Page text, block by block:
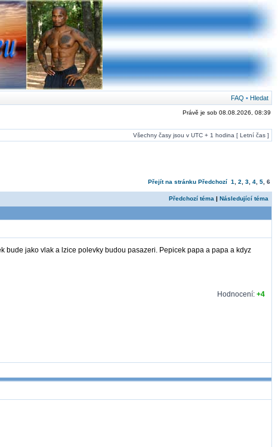
FAQ • Hledat
Právě je sob 08.08.2026, 08:39
Všechny časy jsou v UTC + 1 hodina [ Letní čas ]
Přejít na stránku Předchozí 1 2 3 4 5 6
Předchozí téma | Následující téma
bude jako vlak a lzice polevky budou pasazeri. Pepicek papa a papa a kdyz
Hodnocení: +4